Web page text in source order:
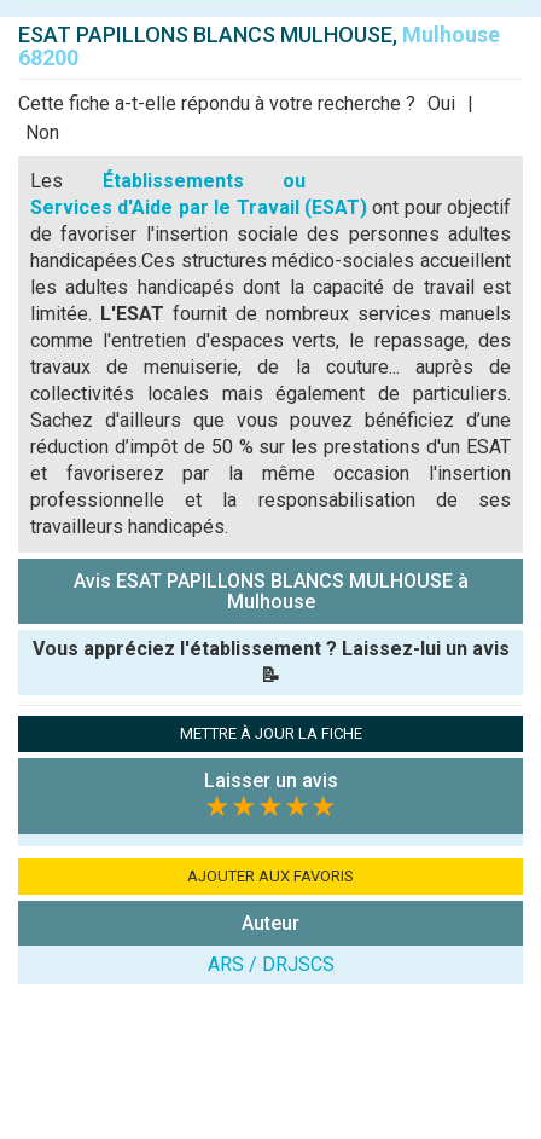
ESAT PAPILLONS BLANCS MULHOUSE, Mulhouse
68200
Cette fiche a-t-elle répondu à votre recherche ? Oui |
Non
Les Établissements ou
Services d'Aide par le Travail (ESAT)ont pour objectif
de favoriser l'insertion sociale des personnes adultes
handicapées.Ces structures médico-sociales accueillent
les adultes handicapés dont la capacité de travail est
limitée. L'ESAT fournit de nombreux services manuels
comme l'entretien d'espaces verts, le repassage, des
travaux de menuiserie, de la couture... auprès de
collectivités locales mais également de particuliers.
Sachez d'ailleurs que vous pouvez bénéficiez d’une
réduction d’impôt de 50 % sur les prestations d'un ESAT
et favoriserez par la même occasion l'insertion
professionnelle et la responsabilisation de ses
travailleurs handicapés.
Avis ESAT PAPILLONS BLANCS MULHOUSE à
Mulhouse
Vous appréciez l'établissement ? Laissez-lui un avis
📝
Note que vous souhaitez attribuer :
Antispam -
7x4 (en
METTRE À JOUR LA FICHE
Laisser un avis
★★★★★
AJOUTER AUX FAVORIS
Auteur
ARS / DRJSCS